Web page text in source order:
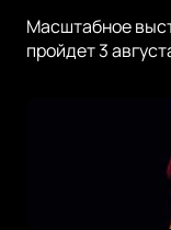
Масштабное
пройдет 3